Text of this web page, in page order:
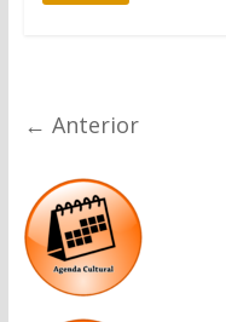
← Anterior